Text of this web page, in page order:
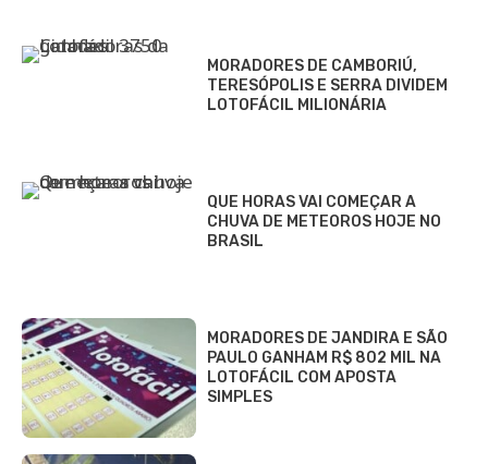
MORADORES DE CAMBORIÚ,
TERESÓPOLIS E SERRA DIVIDEM
LOTOFÁCIL MILIONÁRIA
QUE HORAS VAI COMEÇAR A
CHUVA DE METEOROS HOJE NO
BRASIL
MORADORES DE JANDIRA E SÃO
PAULO GANHAM R$ 802 MIL NA
LOTOFÁCIL COM APOSTA
SIMPLES